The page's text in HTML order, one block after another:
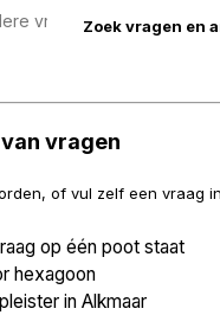
vragen
of vul zelf een vraag
op één poot staat
hexagoon
in Alkmaar